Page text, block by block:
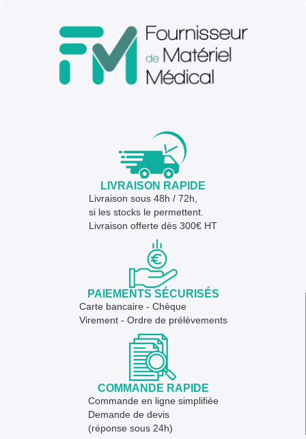
LIVRAISON RAPIDE
Livraison sous 48h / 72h,
si les stocks le permettent.
Livraison offerte dès 300€ HT
PAIEMENTS SÉCURISÉS
Carte bancaire - Chèque
Virement - Ordre de prélèvements
COMMANDE RAPIDE
Commande en ligne simplifiée
Demande de devis
(réponse sous 24h)